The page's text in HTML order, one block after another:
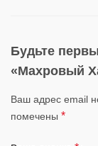
Будьте
«Махровый
Ваш адрес email
помечены *